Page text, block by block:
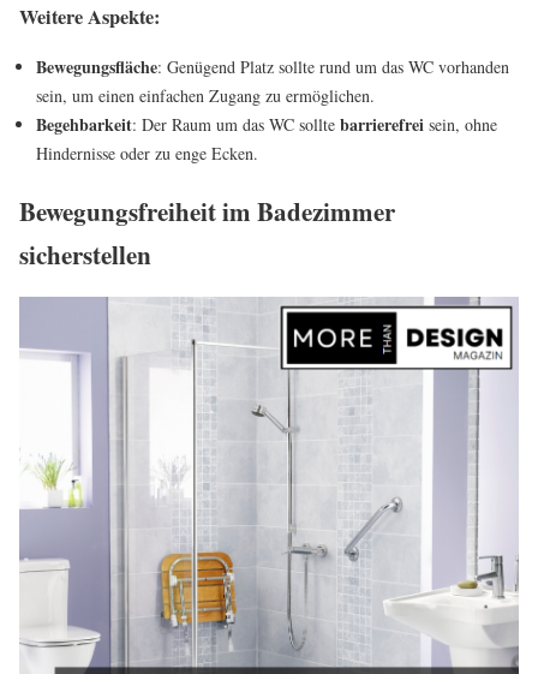
Weitere Aspekte:
Bewegungsfläche: Genügend Platz sollte rund um das WC vorhanden
sein, um einen einfachen Zugang zu ermöglichen.
Begehbarkeit: Der Raum um das WC sollte barrierefrei sein, ohne
Hindernisse oder zu enge Ecken.
Bewegungsfreiheit im Badezimmer
sicherstellen